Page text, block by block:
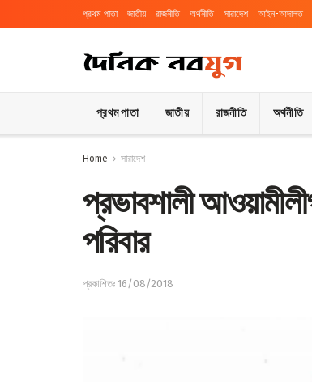
প্রথম পাতা জাতীয় রাজনীতি অর্থনীতি সারাদেশ আইন-আদালত
প্রথম পাতা জাতীয় রাজনীতি অর্থনীতি
Home সারাদেশ
প্রভাবশালী
পরিবার
প্রকাশিতঃ 16/08/2018